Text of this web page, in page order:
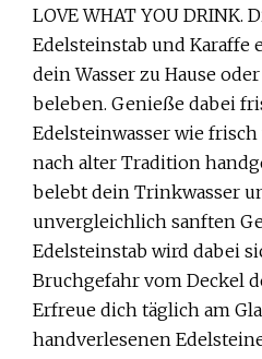
LOVE WHAT YOU DRINK.
Edelsteinstab und Karaffe
dein Wasser zu Hause
beleben. Genieße dabei
Edelsteinwasser wie
nach alter Tradition
belebt dein Trinkwasser
unvergleichlich sanften
Edelsteinstab wird dabei
Bruchgefahr vom Deckel
Erfreue dich täglich am
handverlesenen